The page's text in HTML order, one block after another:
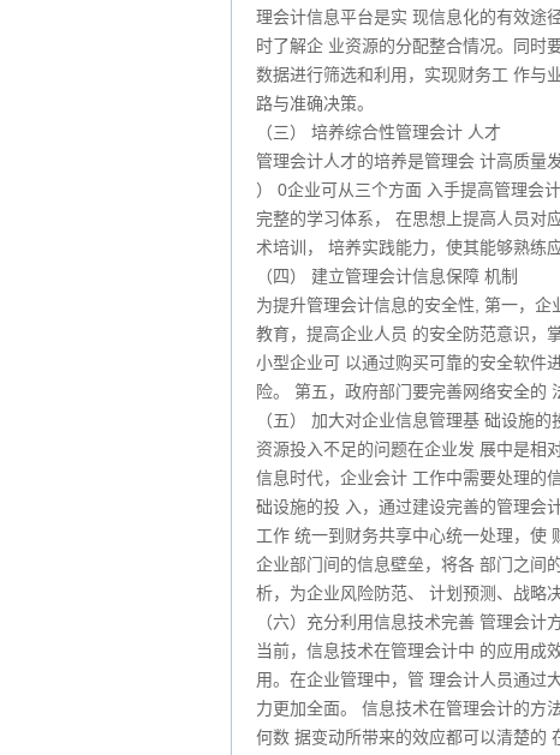
理会计信息平台是实 现信息化的有效途
时了解企 业资源的分配整合情况。同时
数据进行筛选和利用，实现财务工 作与
路与准确决策。
（三） 培养综合性管理会计 人才
管理会计人才的培养是管理会 计高质量
） 0企业可从三个方面 入手提高管理会
完整的学习体系， 在思想上提高人员对
术培训， 培养实践能力，使其能够熟练
（四） 建立管理会计信息保障 机制
为提升管理会计信息的安全性, 第一，
教育，提高企业人员 的安全防范意识，
小型企业可 以通过购买可靠的安全软件
险。 第五，政府部门要完善网络安全的
（五） 加大对企业信息管理基 础设施的
资源投入不足的问题在企业发 展中是相
信息时代，企业会计 工作中需要处理的
础设施的投 入，通过建设完善的管理会
工作 统一到财务共享中心统一处理，使
企业部门间的信息壁垒，将各 部门之间
析，为企业风险防范、 计划预测、战略
（六）充分利用信息技术完善 管理会计
当前，信息技术在管理会计中 的应用成
用。在企业管理中，管 理会计人员通过
力更加全面。 信息技术在管理会计的方
何数 据变动所带来的效应都可以清楚的